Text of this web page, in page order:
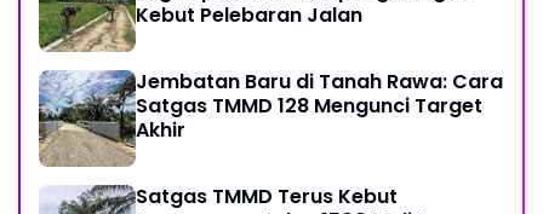
Kebut Pelebaran Jalan
Jembatan Baru di Tanah Rawa: Cara
Satgas TMMD 128 Mengunci Target
Akhir
Satgas TMMD Terus Kebut